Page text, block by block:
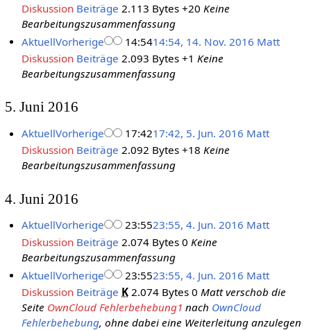
Diskussion Beiträge 2.113 Bytes +20 Keine
Bearbeitungszusammenfassung
AktuellVorherige 14:5414:54, 14. Nov. 2016 Matt
Diskussion Beiträge 2.093 Bytes +1 Keine
Bearbeitungszusammenfassung
5. Juni 2016
AktuellVorherige 17:4217:42, 5. Jun. 2016 Matt
Diskussion Beiträge 2.092 Bytes +18 Keine
Bearbeitungszusammenfassung
4. Juni 2016
AktuellVorherige 23:5523:55, 4. Jun. 2016 Matt
Diskussion Beiträge 2.074 Bytes 0 Keine
Bearbeitungszusammenfassung
AktuellVorherige 23:5523:55, 4. Jun. 2016 Matt
Diskussion Beiträge K 2.074 Bytes 0 Matt verschob die
Seite OwnCloud Fehlerbehebung1 nach OwnCloud
Fehlerbehebung, ohne dabei eine Weiterleitung anzulegen